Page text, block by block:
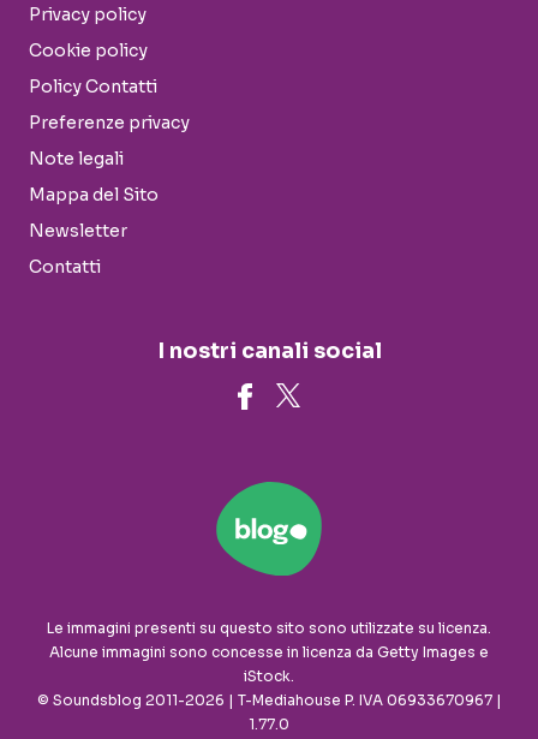
Privacy policy
Cookie policy
Policy Contatti
Preferenze privacy
Note legali
Mappa del Sito
Newsletter
Contatti
I nostri canali social
Le immagini presenti su questo sito sono utilizzate su licenza.
Alcune immagini sono concesse in licenza da Getty Images e
iStock.
© Soundsblog 2011-2026 | T-Mediahouse P. IVA 06933670967 |
1.77.0